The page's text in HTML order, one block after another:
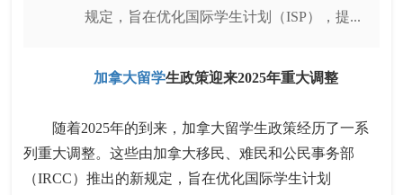
规定，旨在优化国际学生计划（ISP），提...
加拿大留学生政策迎来2025年重大调整
随着2025年的到来，加拿大留学生政策经历了一系
列重大调整。这些由加拿大移民、难民和公民事务部
（IRCC）推出的新规定，旨在优化国际学生计划